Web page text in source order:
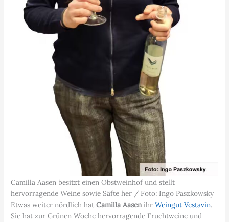
Camilla Aasen besitzt einen Obstweinhof und stellt
hervorragende Weine sowie Säfte her / Foto: Ingo Paszkowsky
Etwas weiter nördlich hatCamilla AasenihrWeingut Vestavin.
Sie hat zur Grünen Woche hervorragende Fruchtweine und